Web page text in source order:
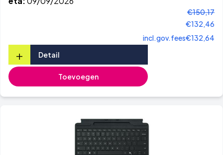
€150,17
€132,46
incl.gov.fees€132,64
+ Detail
Toevoegen